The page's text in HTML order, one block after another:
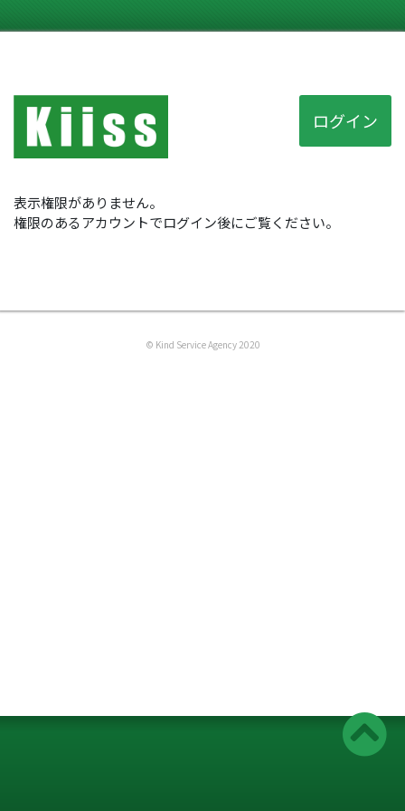
ログイン
表示権限がありません。
権限のあるアカウントでログイン後にご覧ください。
© Kind Service Agency 2020